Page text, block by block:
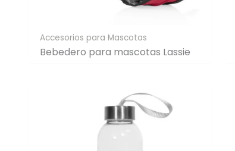
Accesorios para Mascotas
Bebedero para mascotas Lassie